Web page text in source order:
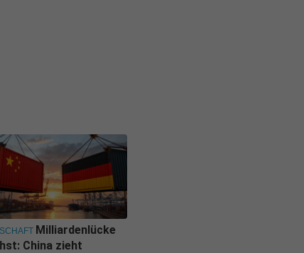
Milliardenlücke
China zieht